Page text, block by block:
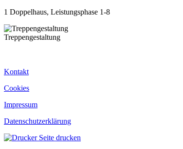
1 Doppelhaus, Leistungsphase 1-8
Treppengestaltung
Kontakt
Cookies
Impressum
Datenschutzerklärung
Seite drucken